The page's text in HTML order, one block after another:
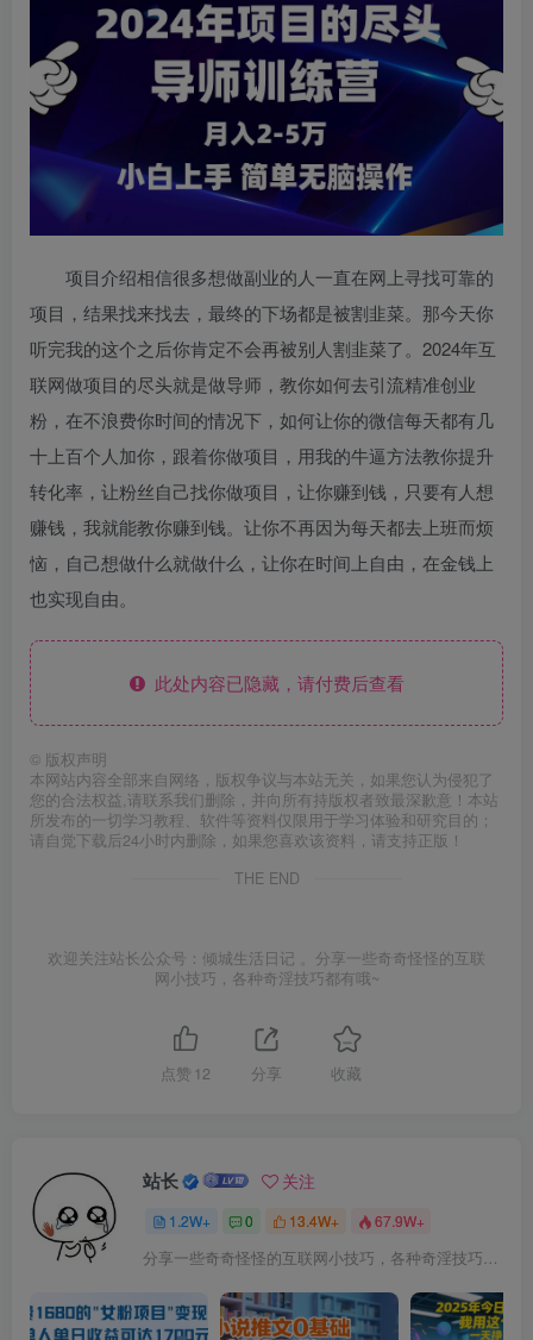
项目介绍相信很多想做副业的人一直在网上寻找可靠的
项目，结果找来找去，最终的下场都是被割韭菜。那今天你
听完我的这个之后你肯定不会再被别人割韭菜了。2024年互
联网做项目的尽头就是做导师，教你如何去引流精准创业
粉，在不浪费你时间的情况下，如何让你的微信每天都有几
十上百个人加你，跟着你做项目，用我的牛逼方法教你提升
转化率，让粉丝自己找你做项目，让你赚到钱，只要有人想
赚钱，我就能教你赚到钱。让你不再因为每天都去上班而烦
恼，自己想做什么就做什么，让你在时间上自由，在金钱上
也实现自由。
此处内容已隐藏，请付费后查看
© 版权声明
本网站内容全部来自网络，版权争议与本站无关，如果您认为侵犯了
您的合法权益,请联系我们删除，并向所有持版权者致最深歉意！本站
所发布的一切学习教程、软件等资料仅限用于学习体验和研究目的；
请自觉下载后24小时内删除，如果您喜欢该资料，请支持正版！
THE END
欢迎关注站长公众号：倾城生活日记 。分享一些奇奇怪怪的互联
网小技巧，各种奇淫技巧都有哦~
点赞 12 分享 收藏
站长 关注
1.2W+ 0 13.4W+ 67.9W+
分享一些奇奇怪怪的互联网小技巧，各种奇淫技巧都在本站。